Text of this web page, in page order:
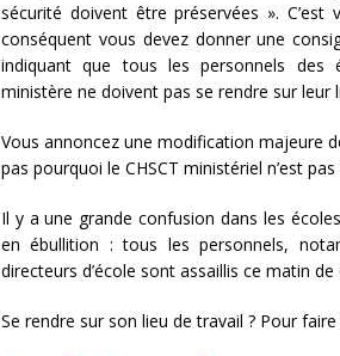
sécurité doivent être préservées ».
conséquent vous devez donner une
indiquant que tous les personnels des
ministère ne doivent pas se rendre sur leur
Vous annoncez une modification majeure
pas pourquoi le CHSCT ministériel n’est
Il y a une grande confusion dans les
en ébullition : tous les personnels,
directeurs d’école sont assaillis ce matin
Se rendre sur son lieu de travail ? Pour